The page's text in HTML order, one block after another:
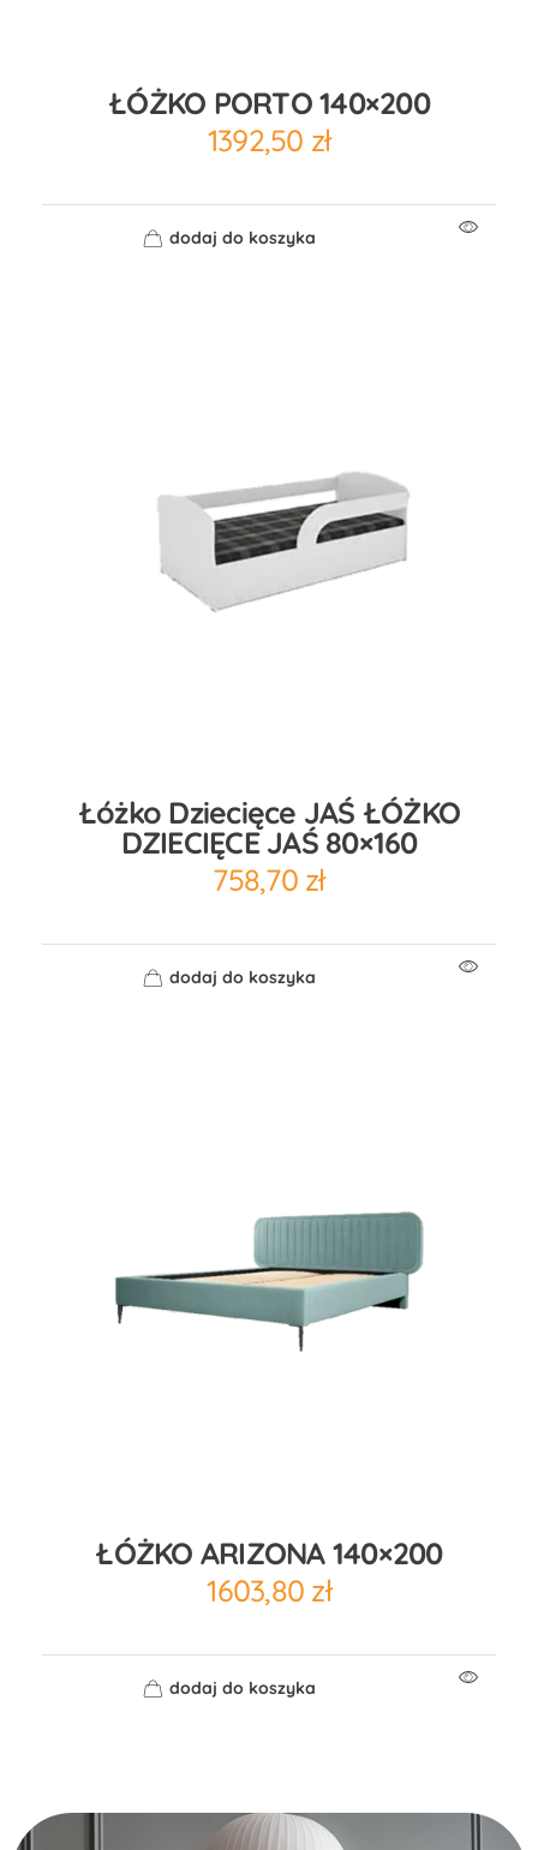
ŁÓŻKO PORTO 140×200
1392,50 zł
dodaj do koszyka
Łóżko Dziecięce JAŚ ŁÓŻKO
DZIECIĘCE JAŚ 80×160
758,70 zł
dodaj do koszyka
ŁÓŻKO ARIZONA 140×200
1603,80 zł
dodaj do koszyka